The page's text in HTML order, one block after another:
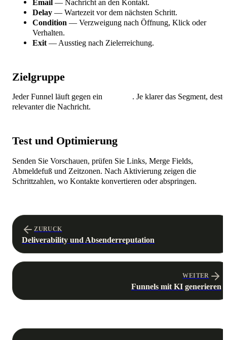
Email — Nachricht an den Kontakt.
Delay — Wartezeit vor dem nächsten Schritt.
Condition — Verzweigung nach Öffnung, Klick oder
Verhalten.
Exit— Ausstieg nach Zielerreichung.
Zielgruppe
Jeder Funnel läuft gegen ein
. Je klarer das Segment, desto
relevanter die Nachricht.
Test und Optimierung
Senden Sie Vorschauen, prüfen Sie Links, Merge Fields,
Abmeldefuß und Zeitzonen. Nach Aktivierung zeigen die
Schrittzahlen, wo Kontakte konvertieren oder abspringen.
ZURUCK
Deliverability und Absenderreputation
WEITER
Funnels mit KI generieren